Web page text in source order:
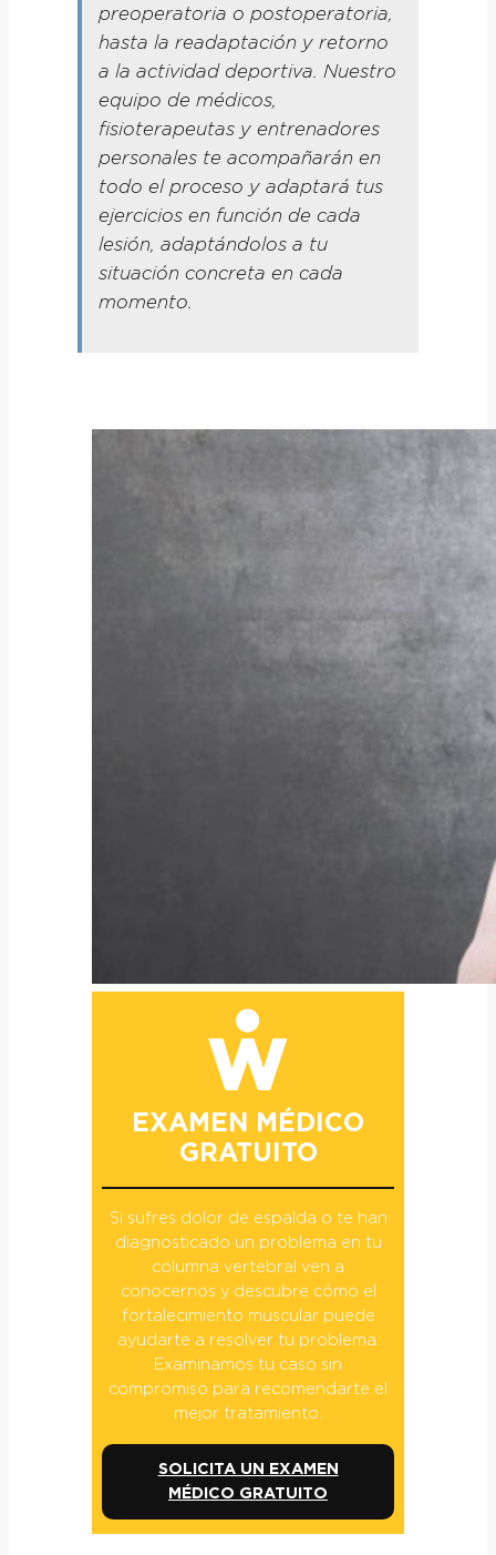
preoperatoria o postoperatoria,
hasta la readaptación y retorno
a la actividad deportiva. Nuestro
equipo de médicos,
fisioterapeutas y entrenadores
personales te acompañarán en
todo el proceso y adaptará tus
ejercicios en función de cada
lesión, adaptándolos a tu
situación concreta en cada
momento.
EXAMEN MÉDICO
GRATUITO
Si sufres dolor de espalda o te han
diagnosticado un problema en tu
columna vertebral ven a
conocernos y descubre cómo el
fortalecimiento muscular puede
ayudarte a resolver tu problema.
Examinamos tu caso sin
compromiso para recomendarte el
mejor tratamiento.
SOLICITA UN EXAMEN
MÉDICO GRATUITO